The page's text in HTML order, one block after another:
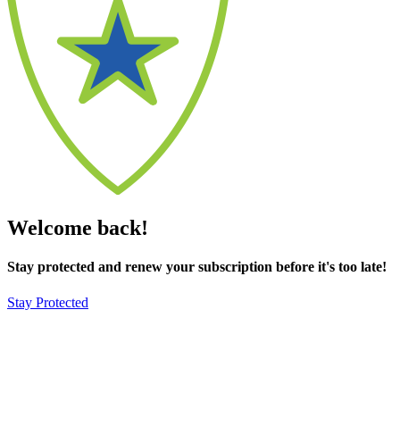
Welcome back!
Stay protected and renew your subscription before it's too late!
Stay Protected